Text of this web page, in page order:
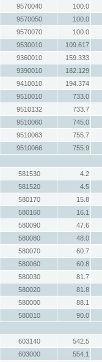
9570040
100.0
9570050
100.0
9570070
100.0
9530010
109.617
9360010
159.333
9390010
182.129
9410010
194.374
9510010
733.0
9510132
733.7
9510060
745.0
9510063
755.7
9510066
755.9
581530
4.2
581520
4.5
580170
15.8
580160
16.1
580090
47.6
580080
48.0
580070
60.7
580060
60.8
580030
81.7
580020
81.8
580000
88.1
580010
90.0
603140
542.5
603000
554.1